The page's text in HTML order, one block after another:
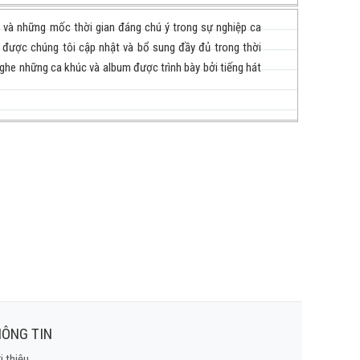
những mốc thời gian đáng chú ý trong sự nghiệp ca
chúng tôi cập nhật và bổ sung đầy đủ trong thời
những ca khúc và album được trình bày bởi tiếng hát
TIN